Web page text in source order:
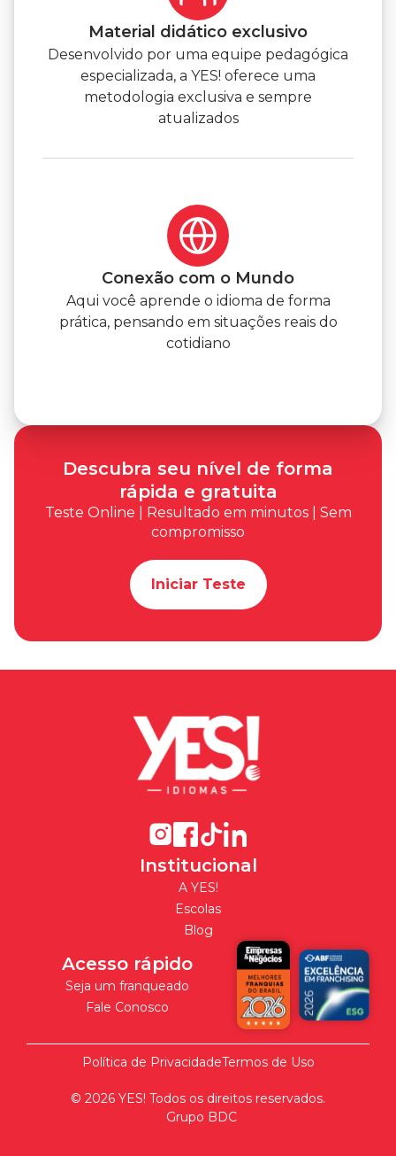
Material didático exclusivo
Desenvolvido por uma equipe pedagógica
especializada, a YES! oferece uma
metodologia exclusiva e sempre
atualizados
Conexão com o Mundo
Aqui você aprende o idioma de forma
prática, pensando em situações reais do
cotidiano
Descubra seu nível de forma
rápida e gratuita
Teste Online | Resultado em minutos | Sem
compromisso
Iniciar Teste
Institucional
A YES!
Escolas
Blog
Acesso rápido
Seja um franqueado
Fale Conosco
Política de PrivacidadeTermos de Uso
© 2026 YES! Todos os direitos reservados.
Grupo BDC